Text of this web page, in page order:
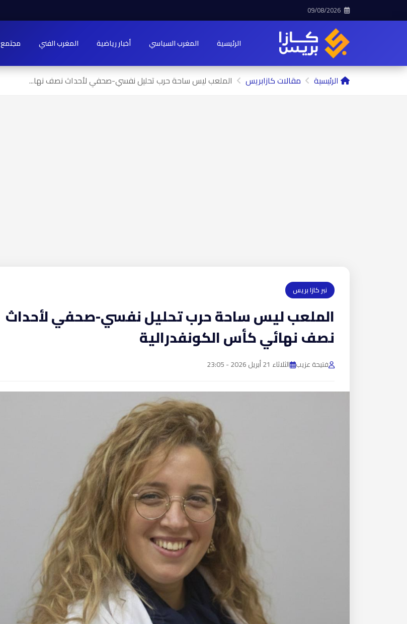
الرئيسية المغرب السياسي أخبار رياضية المغرب الفني مجتمع
الرئيسية مقالات كازابريس الملعب ليس ساحة حرب تحليل نفسي-صحفي لأحداث نصف نها...
نبر كازا بريس
الملعب ليس ساحة حرب تحليل نفسي-صحفي لأحداث
نصف نهائي كأس الكونفدرالية
فتيحة عزيب الثلاثاء 21 أبريل 2026 - 23:05